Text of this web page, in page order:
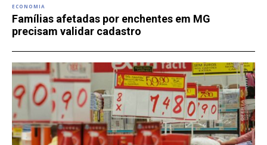
ECONOMIA
Famílias afetadas por enchentes em MG
precisam validar cadastro